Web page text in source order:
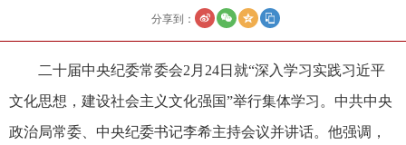
分享到：
二十届中央纪委常委会2月24日就“深入学习实践习近平
文化思想，建设社会主义文化强国”举行集体学习。中共中央
政治局常委、中央纪委书记李希主持会议并讲话。他强调，